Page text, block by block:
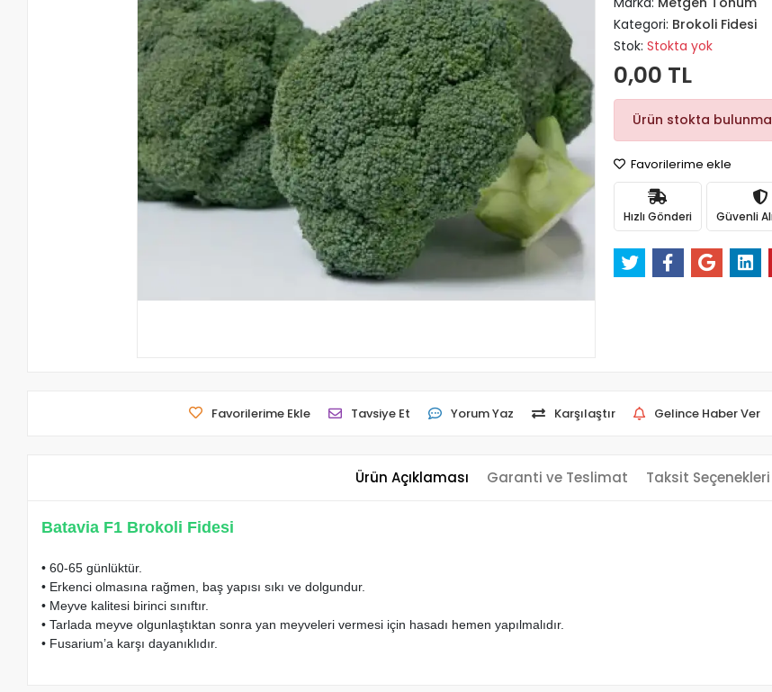
Kategori: Brokoli Fidesi
Stok: Stokta yok
0,00 TL
Ürün stokta
Favorilerime ekle
Hızlı Gönderi Güvenli
Favorilerime Ekle Tavsiye Et Yorum Yaz Karşılaştır Gelince Haber Ver
Ürün Açıklaması Garanti ve Teslimat Taksit Seçenekleri
Batavia F1 Brokoli Fidesi
• 60-65 günlüktür.
• Erkenci olmasına rağmen, baş yapısı sıkı ve dolgundur.
• Meyve kalitesi birinci sınıftır.
• Tarlada meyve olgunlaştıktan sonra yan meyveleri vermesi için hasadı hemen yapılmalıdır.
• Fusarium’a karşı dayanıklıdır.